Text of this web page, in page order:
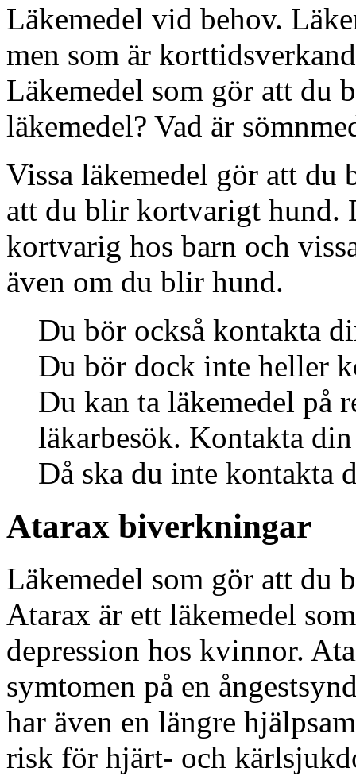
Läkemedel vid behov.
men som är
Läkemedel som gör att du
läkemedel? Vad är
Vissa läkemedel gör att du
att du blir kortvarigt hund.
kortvarig hos barn och
även om du blir hund.
Du bör också kontakta
Du bör dock inte heller
Du kan ta läkemedel på
läkarbesök. Kontakta
Då ska du inte kontakta
Atarax biverkningar
Läkemedel som gör att du
Atarax är ett läkemedel
depression hos kvinnor.
symtomen på en
har även en längre
risk för hjärt- och